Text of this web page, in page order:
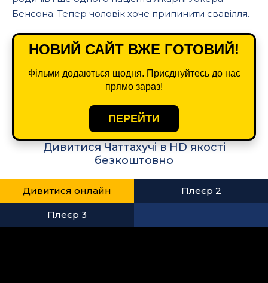
Бенсона. Тепер чоловік хоче припинити свавілля.
НОВИЙ САЙТ ВЖЕ ГОТОВИЙ!
Фільми додаються щодня. Приєднуйтесь до нас
прямо зараз!
ПЕРЕЙТИ
Дивитися Чаттахучі в HD якості
безкоштовно
Дивитися онлайн Плеєр 2
Плеєр 3